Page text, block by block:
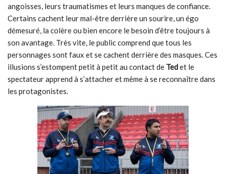
angoisses, leurs traumatismes et leurs manques de confiance.
Certains cachent leur mal-être derrière un sourire, un égo
démesuré, la colère ou bien encore le besoin d’être toujours à
son avantage. Très vite, le public comprend que tous les
personnages sont faux et se cachent derrière des masques. Ces
illusions s’estompent petit à petit au contact de Tedet le
spectateur apprend à s’attacher et même à se reconnaître dans
les protagonistes.